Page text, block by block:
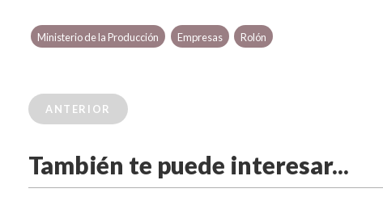
Ministerio de la Producción Empresas Rolón
ANTERIOR
También te puede interesar...